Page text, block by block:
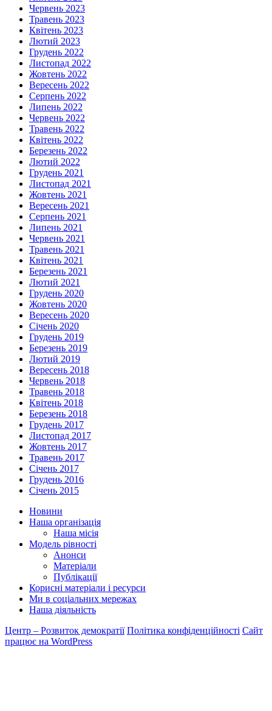
Червень 2023
Травень 2023
Квітень 2023
Лютий 2023
Грудень 2022
Листопад 2022
Жовтень 2022
Вересень 2022
Серпень 2022
Липень 2022
Червень 2022
Травень 2022
Квітень 2022
Березень 2022
Лютий 2022
Грудень 2021
Листопад 2021
Жовтень 2021
Вересень 2021
Серпень 2021
Липень 2021
Червень 2021
Травень 2021
Квітень 2021
Березень 2021
Лютий 2021
Грудень 2020
Жовтень 2020
Вересень 2020
Січень 2020
Грудень 2019
Березень 2019
Лютий 2019
Вересень 2018
Червень 2018
Травень 2018
Квітень 2018
Березень 2018
Грудень 2017
Листопад 2017
Жовтень 2017
Травень 2017
Січень 2017
Грудень 2016
Січень 2015
Новини
Наша організація
Наша місія
Модель рівності
Анонси
Матеріали
Публікації
Корисні матеріали і ресурси
Ми в соціальних мережах
Наша діяльність
Центр – Розвиток демократії Політика конфіденційності Сайт
працює на WordPress